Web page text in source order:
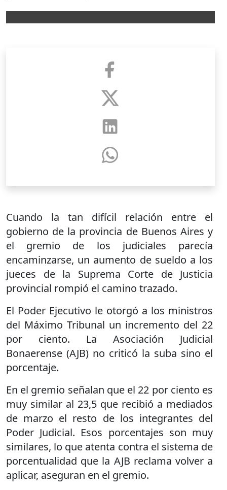
Cuando la tan difícil relación entre el
gobierno de la provincia de Buenos Aires y
el gremio de los judiciales parecía
encaminzarse, un aumento de sueldo a los
jueces de la Suprema Corte de Justicia
provincial rompió el camino trazado.
El Poder Ejecutivo le otorgó a los ministros
del Máximo Tribunal un incremento del 22
por ciento. La Asociación Judicial
Bonaerense (AJB) no criticó la suba sino el
porcentaje.
En el gremio señalan que el 22 por ciento es
muy similar al 23,5 que recibió a mediados
de marzo el resto de los integrantes del
Poder Judicial. Esos porcentajes son muy
similares, lo que atenta contra el sistema de
porcentualidad que la AJB reclama volver a
aplicar, aseguran en el gremio.